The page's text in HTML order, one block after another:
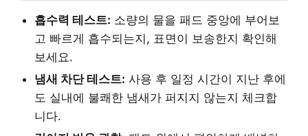
흡수력 테스트: 소량의 물을 패드 중앙에 부어보
고 빠르게 흡수되는지, 표면이 보송한지 확인해
보세요.
냄새 차단 테스트: 사용 후 일정 시간이 지난 후에
도 실내에 불쾌한 냄새가 퍼지지 않는지 체크합
니다.